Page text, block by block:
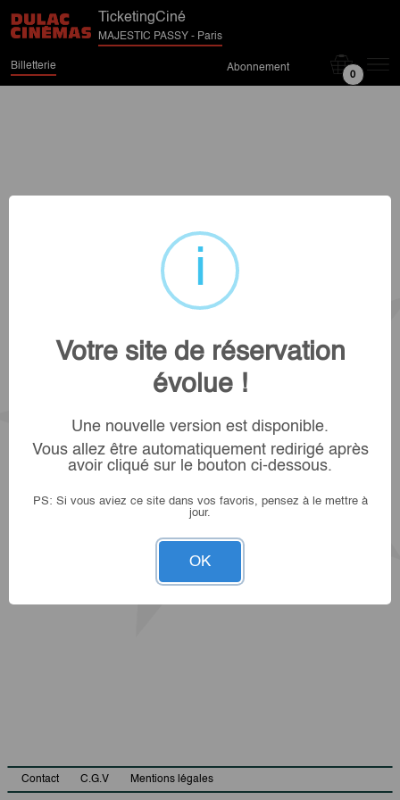
TicketingCiné
MAJESTIC PASSY - Paris
Billetterie Abonnement
0
Contact C.G.V Mentions légales
Votre site de réservation
évolue !
Une nouvelle version est disponible.
Vous allez être automatiquement redirigé après
avoir cliqué sur le bouton ci-dessous.
PS: Si vous aviez ce site dans vos favoris, pensez à le mettre à
jour.
OK